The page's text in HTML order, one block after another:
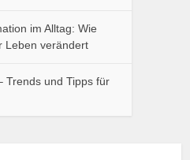
im Alltag: Wie
Leben verändert
Trends und Tipps für